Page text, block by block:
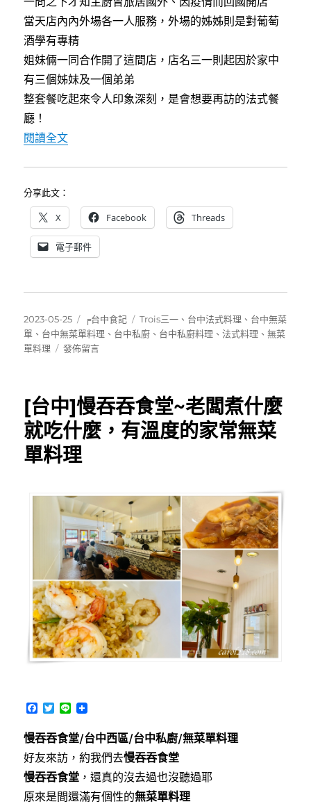
當天店內內外場各一人服務，外場的姊姊則是對葡萄
酒學有專精
姐妹倆一同合作開了這間店，店名三一則起因於家中
有三個姊妹及一個弟弟
整套餐吃起來令人印象深刻，是會想要再訪的法式餐
廳！
閱讀全文〈[台中]Trois三一～手法細膩精緻，空間溫馨小
分享此文：
X Facebook Threads
電子郵件
發
佈
日
2023-05-25
分
類
╒台中食記
標
籤
Trois三一 、 台中法式料理 、 台中無菜
單 、 台中無菜單料理 、 台中私廚 、 台中私廚料理 、法式料理 、無菜
單料理
在
一
～
手
法
細
精
緻，
空
間
溫
馨
小
巧
的
法
式
料
發佈留言
[台中]慢吞吞食堂~老闆煮什麼
就吃什麼，有溫度的家常無菜
單料理
F
c
e
b
o
o
k
T
i
t
t
e
r
L
n
e
慢吞吞食堂/台中西區/台中私廚/無菜單料理
好友來訪，約我們去慢吞吞食堂
慢吞吞食堂 ，還真的沒去過也沒聽過耶
原來是間還滿有個性的無菜單料理